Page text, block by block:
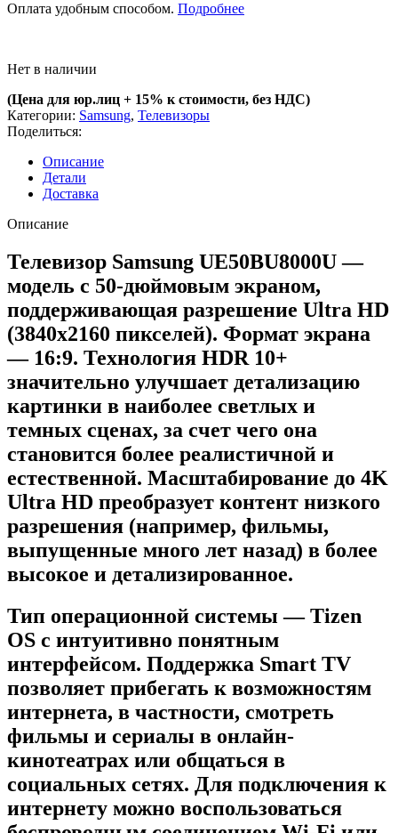
Оплата удобным способом. Подробнее
Нет в наличии
(Цена для юр.лиц + 15% к стоимости, без НДС)
Категории: Samsung, Телевизоры
Поделиться:
Описание
Детали
Доставка
Описание
Телевизор Samsung UE50BU8000U —
модель с 50-дюймовым экраном,
поддерживающая разрешение Ultra HD
(3840х2160 пикселей). Формат экрана
— 16:9. Технология HDR 10+
значительно улучшает детализацию
картинки в наиболее светлых и
темных сценах, за счет чего она
становится более реалистичной и
естественной. Масштабирование до 4K
Ultra HD преобразует контент низкого
разрешения (например, фильмы,
выпущенные много лет назад) в более
высокое и детализированное.
Тип операционной системы — Tizen
OS с интуитивно понятным
интерфейсом. Поддержка Smart TV
позволяет прибегать к возможностям
интернета, в частности, смотреть
фильмы и сериалы в онлайн-
кинотеатрах или общаться в
социальных сетях. Для подключения к
интернету можно воспользоваться